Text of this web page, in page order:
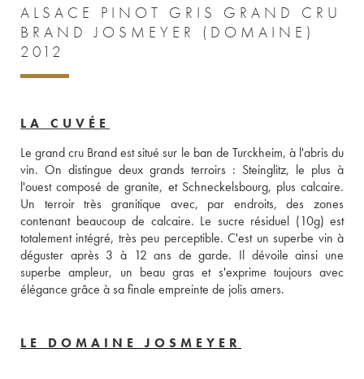
ALSACE PINOT GRIS GRAND CRU
BRAND JOSMEYER (DOMAINE)
2012
LA CUVÉE
Le grand cru Brand est situé sur le ban de Turckheim, à l'abris du
vin. On distingue deux grands terroirs : Steinglitz, le plus à
l'ouest composé de granite, et Schneckelsbourg, plus calcaire.
Un terroir très granitique avec, par endroits, des zones
contenant beaucoup de calcaire. Le sucre résiduel (10g) est
totalement intégré, très peu perceptible. C'est un superbe vin à
déguster après 3 à 12 ans de garde. Il dévoile ainsi une
superbe ampleur, un beau gras et s'exprime toujours avec
élégance grâce à sa finale empreinte de jolis amers.
LE DOMAINE JOSMEYER